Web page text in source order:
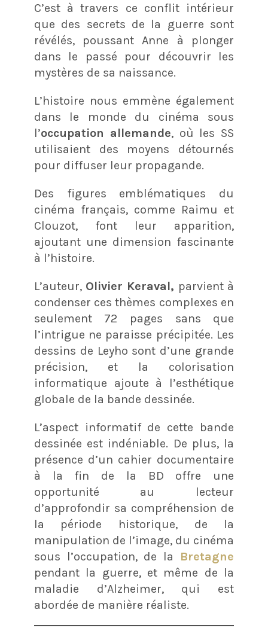
C’est à travers ce conflit intérieur
que des secrets de la guerre sont
révélés, poussant Anne à plonger
dans le passé pour découvrir les
mystères de sa naissance.
L’histoire nous emmène également
dans le monde du cinéma sous
l’occupation allemande, où les SS
utilisaient des moyens détournés
pour diffuser leur propagande.
Des figures emblématiques du
cinéma français, comme Raimu et
Clouzot, font leur apparition,
ajoutant une dimension fascinante
à l’histoire.
L’auteur, Olivier Keraval, parvient à
condenser ces thèmes complexes en
seulement 72 pages sans que
l’intrigue ne paraisse précipitée. Les
dessins de Leyho sont d’une grande
précision, et la colorisation
informatique ajoute à l’esthétique
globale de la bande dessinée.
L’aspect informatif de cette bande
dessinée est indéniable. De plus, la
présence d’un cahier documentaire
à la fin de la BD offre une
opportunité au lecteur
d’approfondir sa compréhension de
la période historique, de la
manipulation de l’image, du cinéma
sous l’occupation, de la Bretagne
pendant la guerre, et même de la
maladie d’Alzheimer, qui est
abordée de manière réaliste.